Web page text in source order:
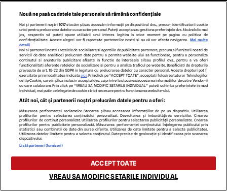
Nouă ne pasă ca datele tale personale să rămână confidențiale
Noi și partenerii noștri 1017stocăm și/sau accesăm informații pe dispozitivul dvs., precum identificatorii cookie
unici pentru prelucrarea datelor cu caracter personal. Puteți accepta sau gestiona preferințele dvs. făcând clic mai
jos, respectiv vă puteți opune utilizării unui interes legitim în orice moment pe pagina cu politica de
confidențialitate. Aceste alegeri vor fi raportate partenerilor noștri și nu vă vor afecta navigarea.
Mai multe
detalii
Noi si partenerii nostri (retelele de socializare si agentiile de publicitate partenere, precum si furnizorii nostri de
servicii de date analitice) prelucram date pentru a permite website-ului sa functioneze, pentru a personaliza
continutul si anunturile publicitare afisate in functie de interesele si/sau profilul dvs., pentru a va oferi
functionalitati aferente retelelor de socializare si pentru a analiza traficul pe website. Beneficiati de drepturile
prevazute de art. 15-22 din GDPR in legatura cu prelucrarea datelor cu caracter personal. Aceste drepturi pot fi
exercitate prin modalitatea indicataaici . Prin click pe “ACCEPT TOATE”, acceptati folosirea tuturor Tehnologiilor
de tip Cookie, care implica inclusiv acceptul dvs. cu privire la stocarea/accesarea informatiilor de catre Vendor-ii
cu care colaboram. Prin click pe “VREAU SA MODIFIC SETARILE INDIVIDUAL” puteti schimba preferintele in mod
individual, mai putin cele legate de cookie strict necesare pentru functionarea website-ului.
Atât noi, cât și partenerii noștri prelucrăm datele pentru a oferi:
Măsurarea performanței reclamelor. Stocarea și/sau accesarea informațiilor de pe un dispozitiv. Utilizarea
profilurilor pentru selectarea conținutului personalizat. Dezvoltarea și îmbunătățirea serviciilor. Crearea
profilurilor de conținut personalizat. Utilizarea profilurilor pentru selectarea publicității personalizate. Crearea
profilurilor pentru publicitate personalizată. Măsurarea performanței conținutului. Înțelegerea publicului prin
statistici sau combinații de date din surse diferite. Utilizarea de date limitate pentru a selecta publicitatea.
Utilizarea datelor limitate pentru a selecta conținutul. Date precise de geolocație și identificarea prin scanarea
dispozitivului.
Listă parteneri (furnizori)
ACCEPT TOATE
VREAU SA MODIFIC SETARILE INDIVIDUAL